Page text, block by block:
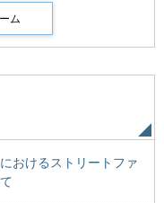
おけるストリートファ